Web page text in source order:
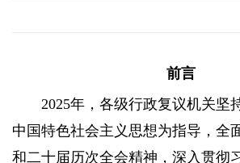
前言
2025年，各级行政复议机关坚
中国特色社会主义思想为指导，全
和二十届历次全会精神，深入贯彻